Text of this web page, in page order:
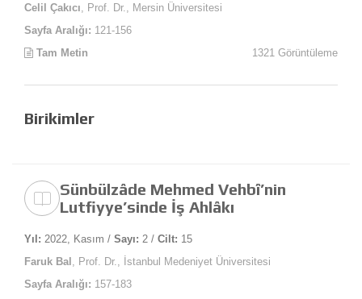
Celil Çakıcı , Prof. Dr., Mersin Üniversitesi
Sayfa Aralığı: 121-156
Tam Metin
1321 Görüntüleme
Birikimler
Sünbülzâde Mehmed Vehbî’nin
Lutfiyye’sinde İş Ahlâkı
Yıl: 2022, Kasım / Sayı: 2 / Cilt: 15
Faruk Bal , Prof. Dr., İstanbul Medeniyet Üniversitesi
Sayfa Aralığı: 157-183